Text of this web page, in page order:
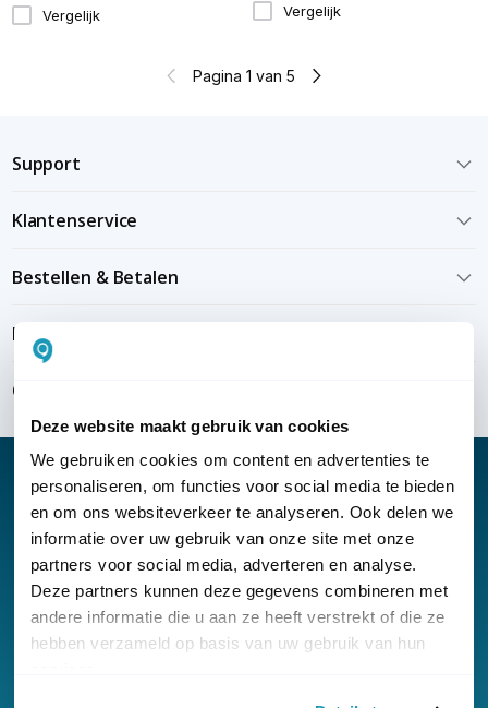
Deze website maakt gebruik van cookies
We gebruiken cookies om content en advertenties te
personaliseren, om functies voor social media te bieden
en om ons websiteverkeer te analyseren. Ook delen we
informatie over uw gebruik van onze site met onze
partners voor social media, adverteren en analyse.
Deze partners kunnen deze gegevens combineren met
andere informatie die u aan ze heeft verstrekt of die ze
hebben verzameld op basis van uw gebruik van hun
Vergelijk Vergelijk
Pagina 1 van 5
Support
Klantenservice
Bestellen & Betalen
Bezorgen & installeren
Over KommaGo
Nieuwsbrief
Klantenservice